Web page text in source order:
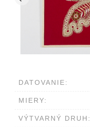
DATOVANIE:
MIERY:
VÝTVARNÝ DRUH: